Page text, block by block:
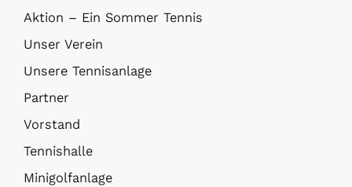
Aktion – Ein Sommer Tennis
Unser Verein
Unsere Tennisanlage
Partner
Vorstand
Tennishalle
Minigolfanlage